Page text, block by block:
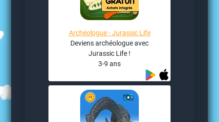
Archéologue - Jurassic Life
Deviens archéologue avec
Jurassic Life !
3-9 ans